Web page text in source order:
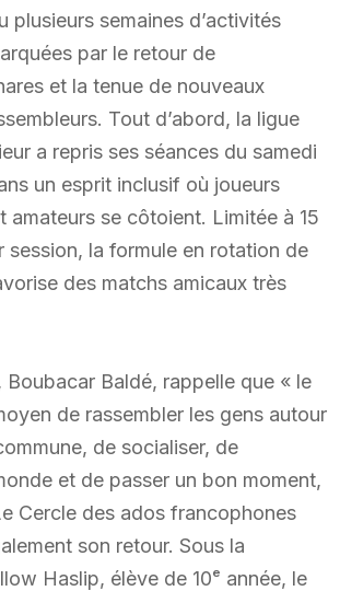
plusieurs semaines d’activités
par le retour de
et la tenue de nouveaux
Tout d’abord, la ligue
a repris ses séances du samedi
un esprit inclusif où joueurs
amateurs se côtoient. Limitée à 15
session, la formule en rotation de
des matchs amicaux très
Boubacar Baldé, rappelle que « le
de rassembler les gens autour
de socialiser, de
et de passer un bon moment,
Cercle des ados francophones
son retour. Sous la
Haslip, élève de 10ᵉ année, le